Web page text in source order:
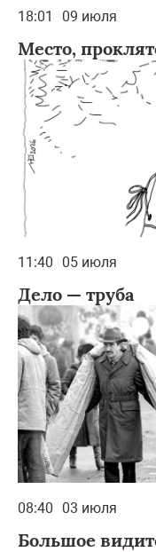
18:01 09 июля
Место,
11:40 05 июля
Дело — труба
08:40 03 июля
Большое